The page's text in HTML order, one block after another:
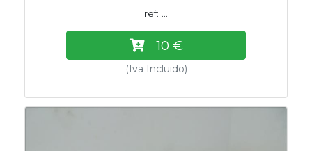
ref: ...
10 €
(Iva Incluido)